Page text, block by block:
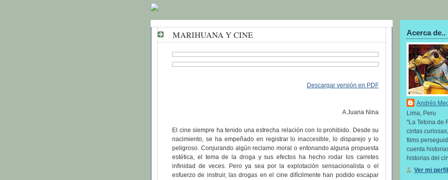
MARIHUANA Y CINE
Descargar versión en PDF
A Juana Nina
El cine siempre ha tenido una estrecha relación con lo prohibido. Desde su
nacimiento, se ha empeñado en registrar lo inaccesible, lo disparejo y lo
peligroso. Conjurando algún reclamo moral o entonando alguna propuesta
estética, el tema de la droga y sus efectos ha hecho rodar los carretes
infinidad de veces. Pero ya sea por la explotación sensacionalista o el
esfuerzo de instruir, las drogas en el cine difícilmente han podido escapar
Acerca de..
Andrés
Lima, Peru
"La Tetona de
cintas
films
cuenta
historias del
Ver mi